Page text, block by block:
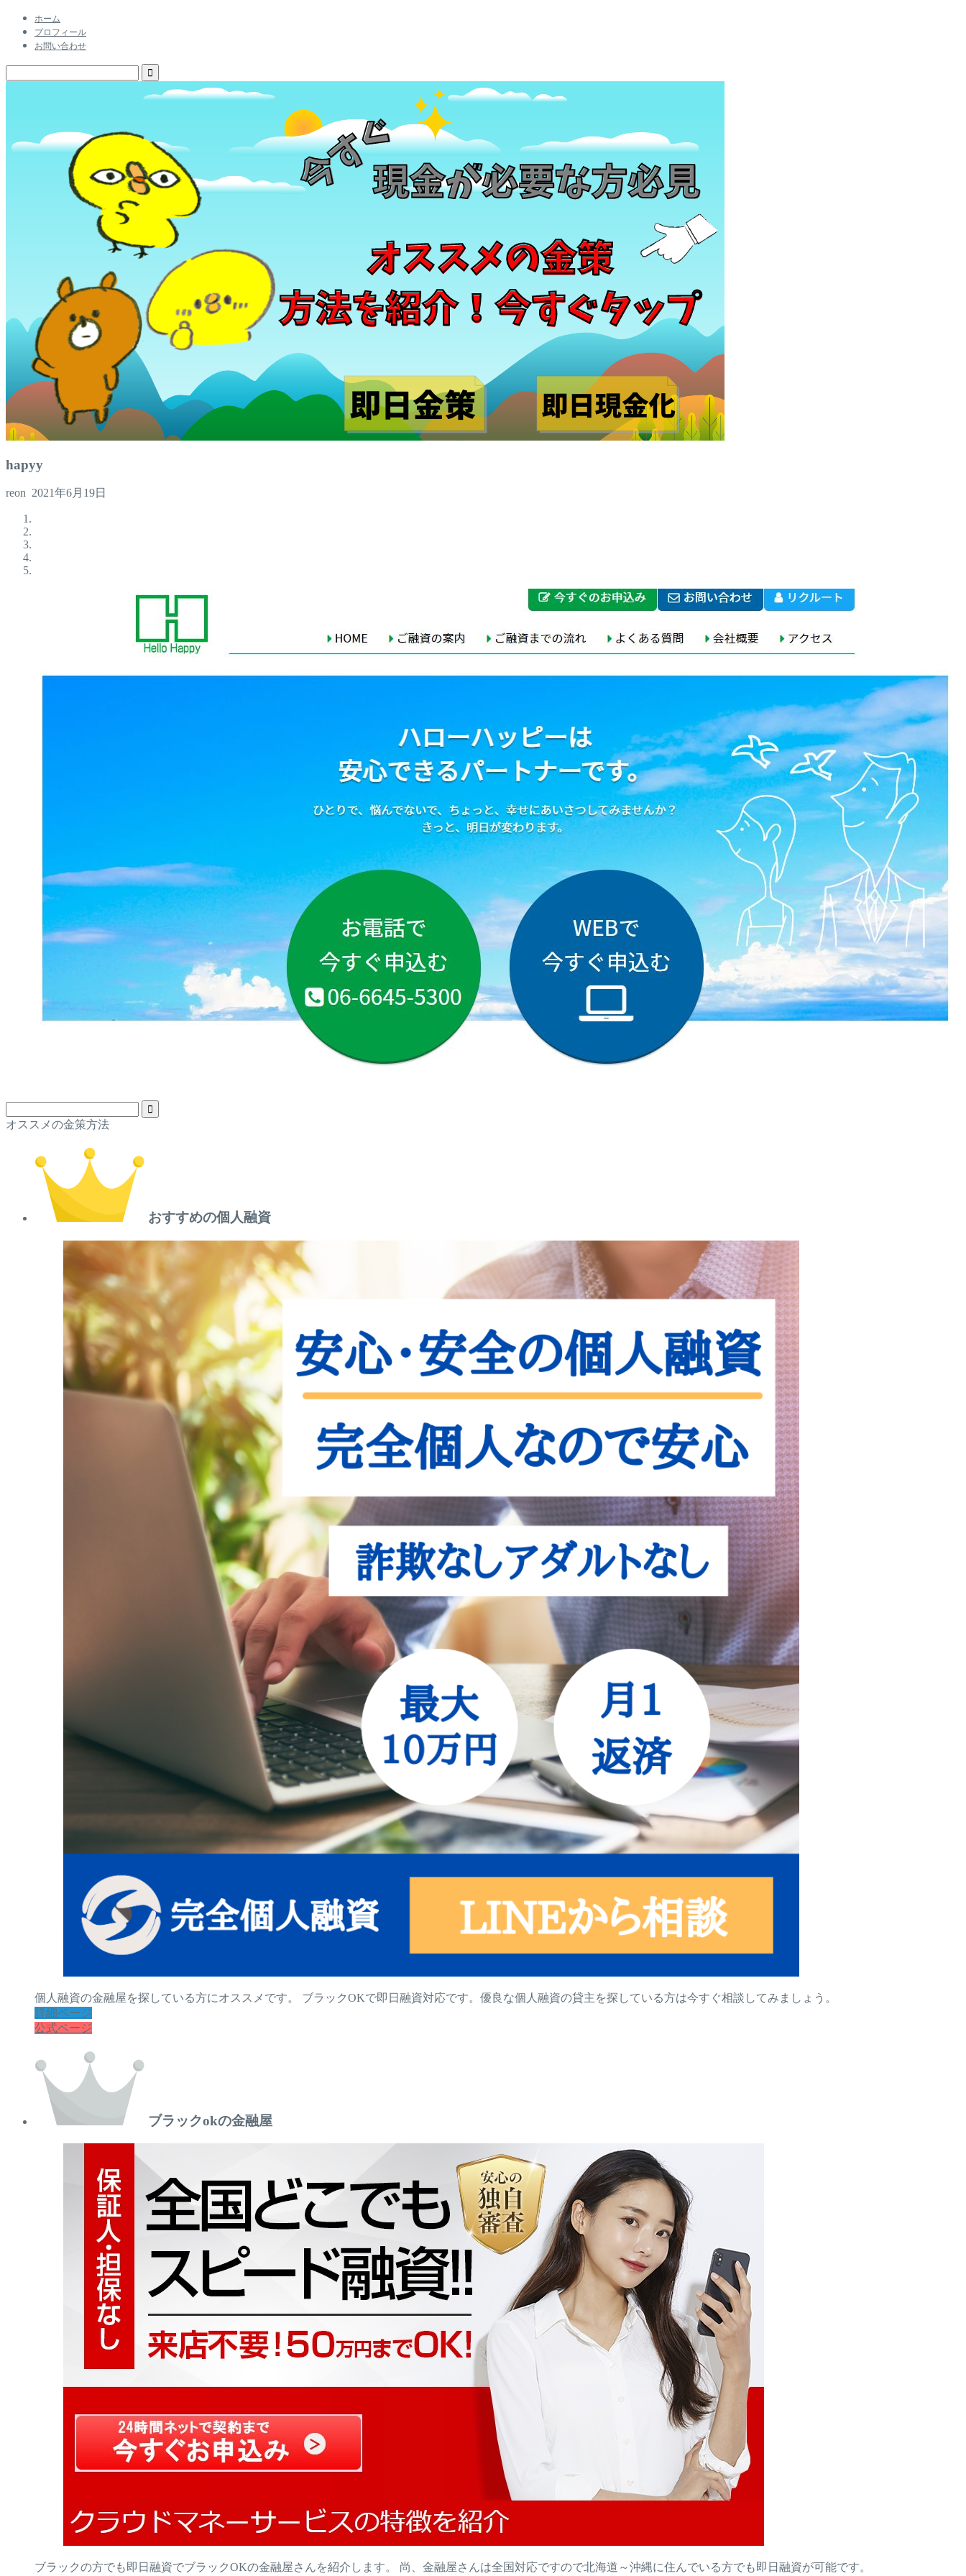
ホーム
プロフィール
お問い合わせ
hapyy
reon 2021年6月19日
オススメの金策方法
おすすめの個人融資
個人融資の金融屋を探している方にオススメです。 ブラックOKで即日融資対応です。優良な個人融資の貸主を探している方は今すぐ相談してみましょう。
詳細ページ
公式ページ
ブラックokの金融屋
ブラックの方でも即日融資でブラックOKの金融屋さんを紹介します。 尚、金融屋さんは全国対応ですので北海道～沖縄に住んでいる方でも即日融資が可能です。